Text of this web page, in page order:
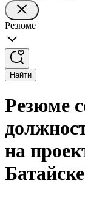
Резюме
Найти
Резюме
на
Батайске